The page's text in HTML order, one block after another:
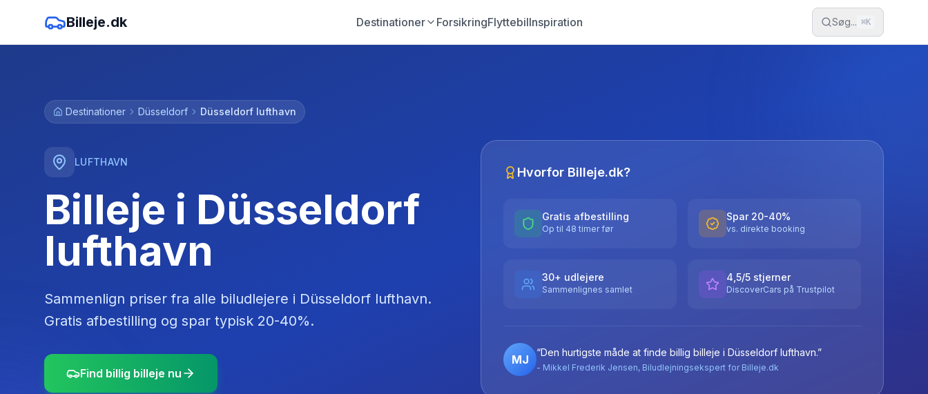
Billeje.dk Destinationer ForsikringFlyttebilInspiration Søg... ⌘K
Destinationer Düsseldorf Düsseldorf lufthavn
LUFTHAVN
Billeje i Düsseldorf
lufthavn
Sammenlign priser fra alle biludlejere i Düsseldorf lufthavn.
Gratis afbestilling og spar typisk 20-40%.
Find billig billeje nu
Hvorfor Billeje.dk?
Gratis afbestilling
Op til 48 timer før
Spar 20-40%
vs. direkte booking
30+ udlejere
Sammenlignes samlet
4,5/5 stjerner
DiscoverCars på Trustpilot
MJ
“Den hurtigste måde at finde billig billeje i Düsseldorf lufthavn.”
- Mikkel Frederik Jensen, Biludlejningsekspert for Billeje.dk